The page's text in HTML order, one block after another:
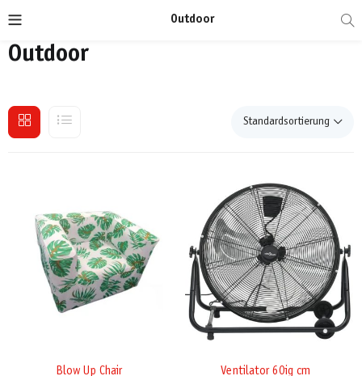
Outdoor
Outdoor
Standardsortierung
Blow Up Chair
Ventilator 60ig cm